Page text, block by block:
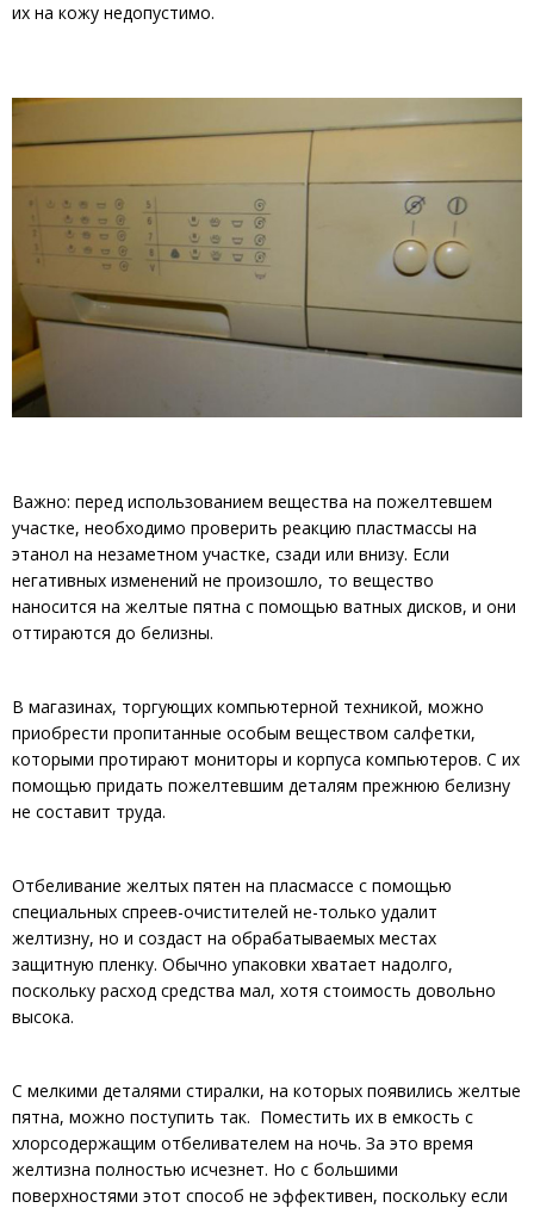
их на кожу недопустимо.
Важно: перед использованием вещества на пожелтевшем
участке, необходимо проверить реакцию пластмассы на
этанол на незаметном участке, сзади или внизу. Если
негативных изменений не произошло, то вещество
наносится на желтые пятна с помощью ватных дисков, и они
оттираются до белизны.
В магазинах, торгующих компьютерной техникой, можно
приобрести пропитанные особым веществом салфетки,
которыми протирают мониторы и корпуса компьютеров. С их
помощью придать пожелтевшим деталям прежнюю белизну
не составит труда.
Отбеливание желтых пятен на пласмассе с помощью
специальных спреев-очистителей не-только удалит
желтизну, но и создаст на обрабатываемых местах
защитную пленку. Обычно упаковки хватает надолго,
поскольку расход средства мал, хотя стоимость довольно
высока.
С мелкими деталями стиралки, на которых появились желтые
пятна, можно поступить так. Поместить их в емкость с
хлорсодержащим отбеливателем на ночь. За это время
желтизна полностью исчезнет. Но с большими
поверхностями этот способ не эффективен, поскольку если